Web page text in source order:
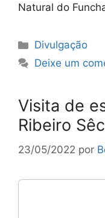
Natural do
Categorias
Divulgação
Deixe um
Visita de
Ribeiro
23/05/2022 por